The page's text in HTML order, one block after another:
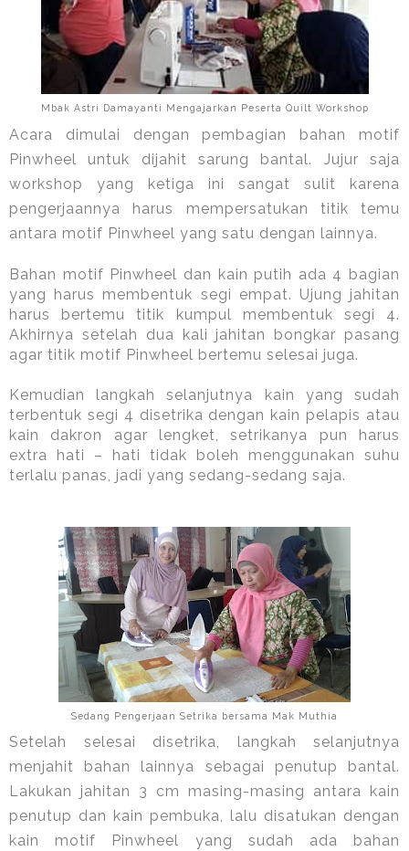
Mbak Astri Damayanti Mengajarkan Peserta Quilt Workshop
Acara dimulai dengan pembagian bahan motif
Pinwheel untuk dijahit sarung bantal. Jujur saja
workshop yang ketiga ini sangat sulit karena
pengerjaannya harus mempersatukan titik temu
antara motif Pinwheel yang satu dengan lainnya.
Bahan motif Pinwheel dan kain putih ada 4 bagian
yang harus membentuk segi empat. Ujung jahitan
harus bertemu titik kumpul membentuk segi 4.
Akhirnya setelah dua kali jahitan bongkar pasang
agar titik motif Pinwheel bertemu selesai juga.
Kemudian langkah selanjutnya kain yang sudah
terbentuk segi 4 disetrika dengan kain pelapis atau
kain dakron agar lengket, setrikanya pun harus
extra hati – hati tidak boleh menggunakan suhu
terlalu panas, jadi yang sedang-sedang saja.
Sedang Pengerjaan Setrika bersama Mak Muthia
Setelah selesai disetrika, langkah selanjutnya
menjahit bahan lainnya sebagai penutup bantal.
Lakukan jahitan 3 cm masing-masing antara kain
penutup dan kain pembuka, lalu disatukan dengan
kain motif Pinwheel yang sudah ada bahan